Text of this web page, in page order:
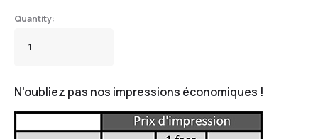
N'oubliez pas nos impressions économiques !